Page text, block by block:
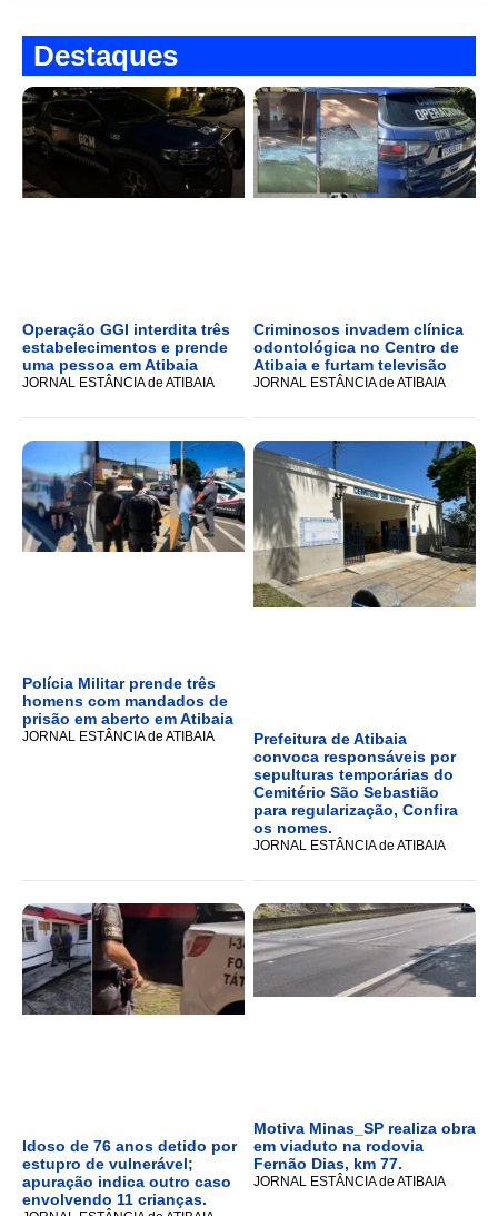
Destaques
Operação GGI interdita três
estabelecimentos e prende
uma pessoa em Atibaia
JORNAL ESTÂNCIA de ATIBAIA
Criminosos invadem clínica
odontológica no Centro de
Atibaia e furtam televisão
JORNAL ESTÂNCIA de ATIBAIA
Polícia Militar prende três
homens com mandados de
prisão em aberto em Atibaia
JORNAL ESTÂNCIA de ATIBAIA
Prefeitura de Atibaia
convoca responsáveis por
sepulturas temporárias do
Cemitério São Sebastião
para regularização, Confira
os nomes.
JORNAL ESTÂNCIA de ATIBAIA
Idoso de 76 anos detido por
estupro de vulnerável;
apuração indica outro caso
envolvendo 11 crianças.
Motiva Minas_SP realiza obra
em viaduto na rodovia
Fernão Dias, km 77.
JORNAL ESTÂNCIA de ATIBAIA